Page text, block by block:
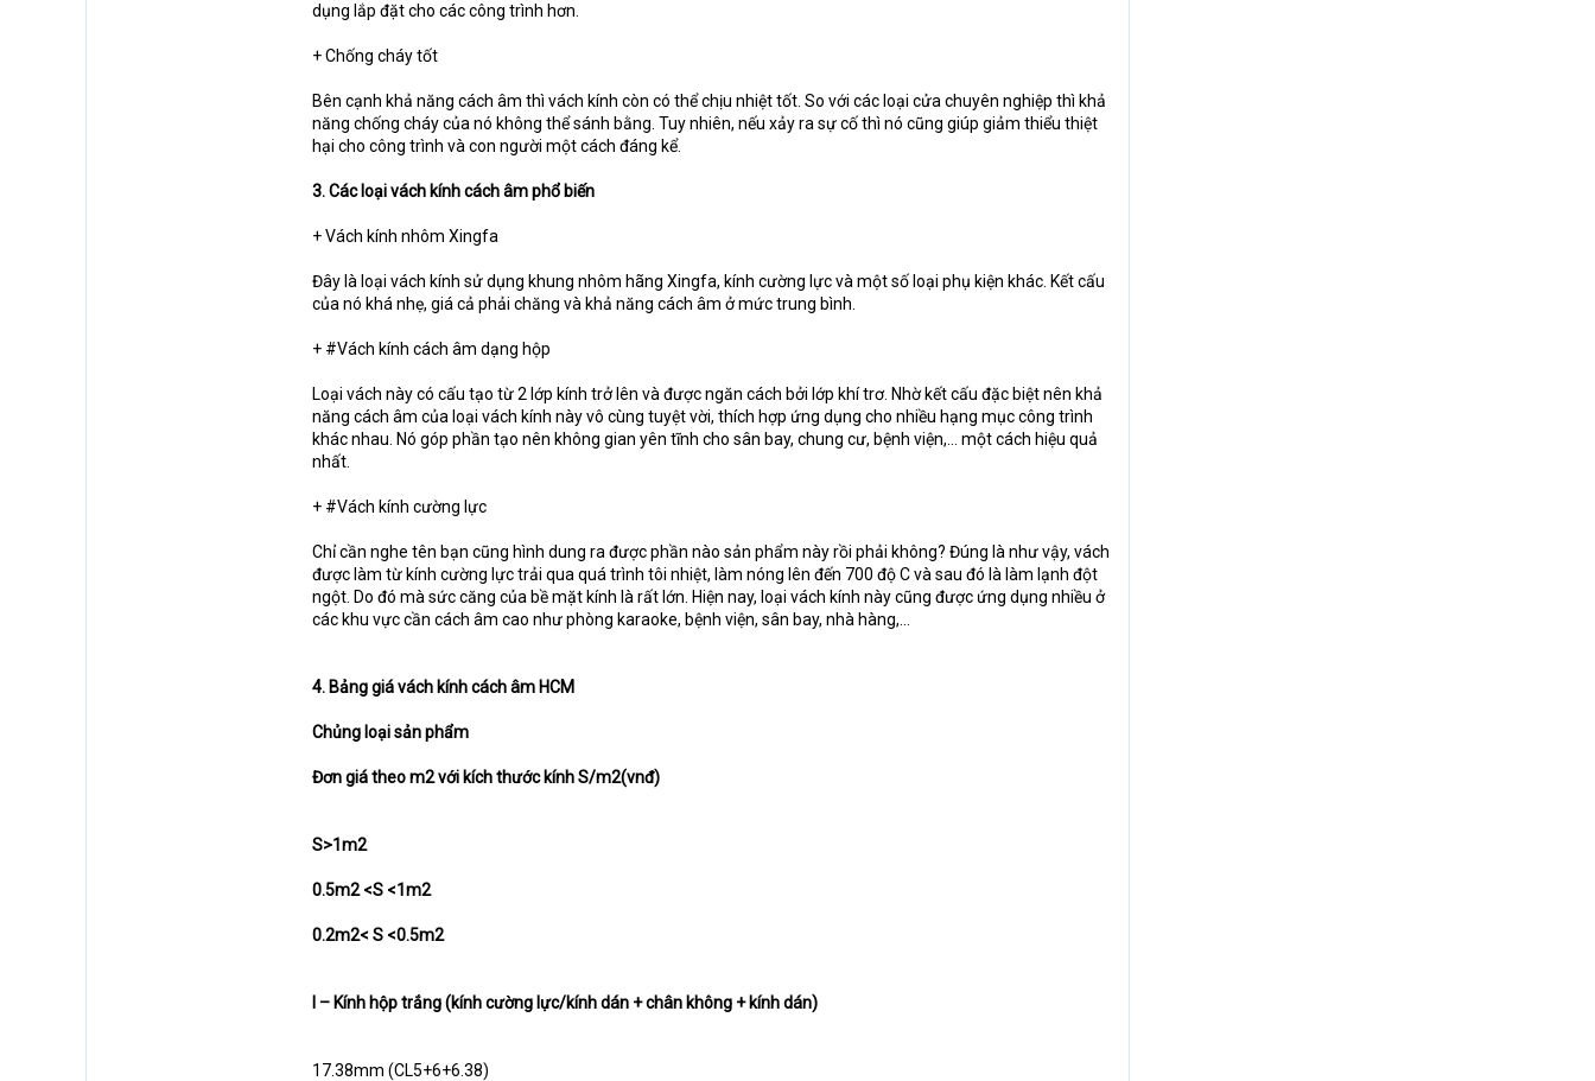
dụng lắp đặt cho các công trình hơn.
+ Chống cháy tốt
Bên cạnh khả năng cách âm thì vách kính còn có thể chịu nhiệt tốt. So với các loại cửa chuyên nghiệp thì khả
năng chống cháy của nó không thể sánh bằng. Tuy nhiên, nếu xảy ra sự cố thì nó cũng giúp giảm thiểu thiệt
hại cho công trình và con người một cách đáng kể.
3. Các loại vách kính cách âm phổ biến
+ Vách kính nhôm Xingfa
Đây là loại vách kính sử dụng khung nhôm hãng Xingfa, kính cường lực và một số loại phụ kiện khác. Kết cấu
của nó khá nhẹ, giá cả phải chăng và khả năng cách âm ở mức trung bình.
+ #Vách kính cách âm dạng hộp
Loại vách này có cấu tạo từ 2 lớp kính trở lên và được ngăn cách bởi lớp khí trơ. Nhờ kết cấu đặc biệt nên khả
năng cách âm của loại vách kính này vô cùng tuyệt vời, thích hợp ứng dụng cho nhiều hạng mục công trình
khác nhau. Nó góp phần tạo nên không gian yên tĩnh cho sân bay, chung cư, bệnh viện,… một cách hiệu quả
nhất.
+ #Vách kính cường lực
Chỉ cần nghe tên bạn cũng hình dung ra được phần nào sản phẩm này rồi phải không? Đúng là như vậy, vách
được làm từ kính cường lực trải qua quá trình tôi nhiệt, làm nóng lên đến 700 độ C và sau đó là làm lạnh đột
ngột. Do đó mà sức căng của bề mặt kính là rất lớn. Hiện nay, loại vách kính này cũng được ứng dụng nhiều ở
các khu vực cần cách âm cao như phòng karaoke, bệnh viện, sân bay, nhà hàng,…
4. Bảng giá vách kính cách âm HCM
Chủng loại sản phẩm
Đơn giá theo m2 với kích thước kính S/m2(vnđ)
S>1m2
0.5m2 <S <1m2
0.2m2< S <0.5m2
I – Kính hộp trắng (kính cường lực/kính dán + chân không + kính dán)
17.38mm (CL5+6+6.38)